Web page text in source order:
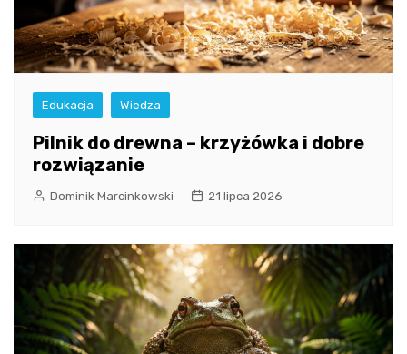
Edukacja Wiedza
Pilnik do drewna – krzyżówka i dobre
rozwiązanie
Dominik Marcinkowski 21 lipca 2026